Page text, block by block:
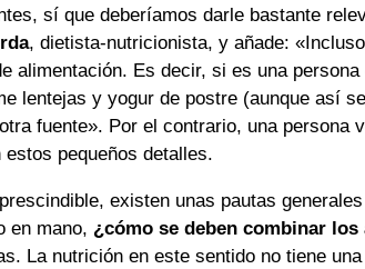
sí que deberíamos darle bastante
, dietista-nutricionista, y añade:
alimentación. Es decir, si es una persona
lentejas y yogur de postre (aunque así
fuente». Por el contrario, una persona
pequeños detalles.
existen unas pautas
en mano, ¿cómo se deben combinar
La nutrición en este sentido no tiene